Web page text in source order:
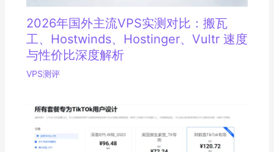
2026年国外主流VPS实测对比：搬瓦
工、Hostwinds、Hostinger、Vultr 速度
与性价比深度解析
VPS测评